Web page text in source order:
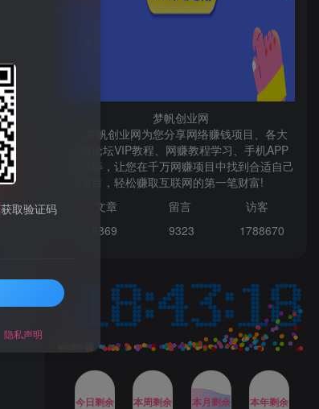
1W+人已阅读
多多视频撸收益最新玩法，
高收益技术，单日变现
2000+，附赠全套技术资料
2年前 1W+人已阅读
AI制作美女图片，暴力吸引
男粉，收益轻松突破四位
数，操作简单 上手难度低
TOP3
梦帆创业网
梦帆创业网为您分享网络赚钱项目、各大
网赚论坛VIP教程、网赚教程学习、手机APP
赚钱等，让您在千万网赚项目中找到合适自己
的项目，轻松赚取互联网的第一笔财富!
文章 留言 访客
6869 9323 1788670
今日剩余 本周剩余 本月剩余 本年剩余
获取验证码
隐私声明